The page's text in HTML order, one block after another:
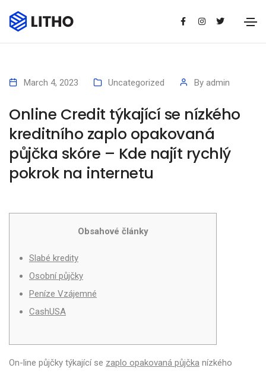
March 4, 2023 Uncategorized By admin
Online Credit týkající se nízkého
kreditního zaplo opakovaná
půjčka skóre – Kde najít rychlý
pokrok na internetu
Obsahové články
Slabé kredity
Osobní půjčky
Peníze Vzájemné
CashUSA
On-line půjčky týkající se zaplo opakovaná půjčka nízkého